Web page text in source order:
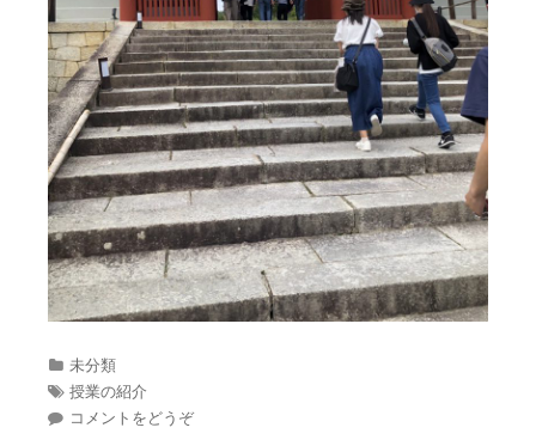
カ
テ
未分類
タ
グ
授業の紹介
コメントをどうぞ